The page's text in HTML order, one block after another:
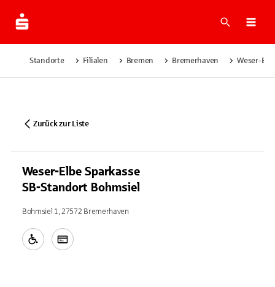
Suche
Standorte Filialen Bremen Bremerhaven Weser-
Zurück zur Liste
Weser-Elbe Sparkasse
SB-Standort Bohmsiel
Bohmsiel 1, 27572 Bremerhaven